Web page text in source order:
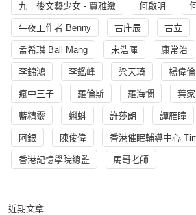
九十後文藝少女 - 賈雅緻 何啟明
午夜工作者 Benny 古庄辰 古立
孟希璘 Ball Mang 宋浩暉 康常治
李錦鴻 李鑑峰 梁天琦 楊偉倫
瘋中三子 羅倫斯 羅海憫 葉
藍精靈 蝌蚪 許莎朗 譚雁瞳
阿銀 陳俊偉 香港催眠輔導中心
香港記憶學院總監 馬哥老師
近期文章